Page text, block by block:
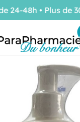
48h • Plus de